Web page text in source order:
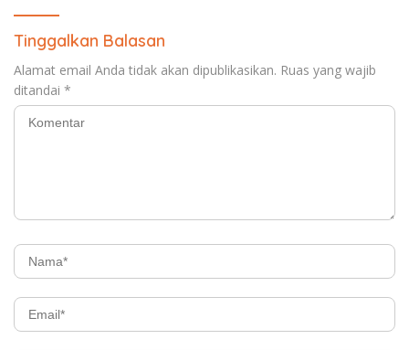
Tinggalkan Balasan
Alamat email Anda tidak akan dipublikasikan. Ruas yang wajib
ditandai *